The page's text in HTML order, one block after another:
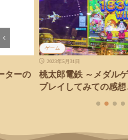
ターの
ゲーム
2023年5月31日
桃太郎電鉄 ～メダル
プレイしてみての感想